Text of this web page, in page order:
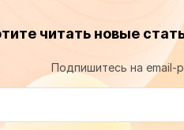
читать новые
Подпишитесь на email-